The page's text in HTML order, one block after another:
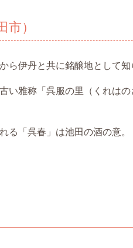
市）
ら伊丹と共に銘醸地として知
い雅称「呉服の里（くれは
る「呉春」は池田の酒の意。